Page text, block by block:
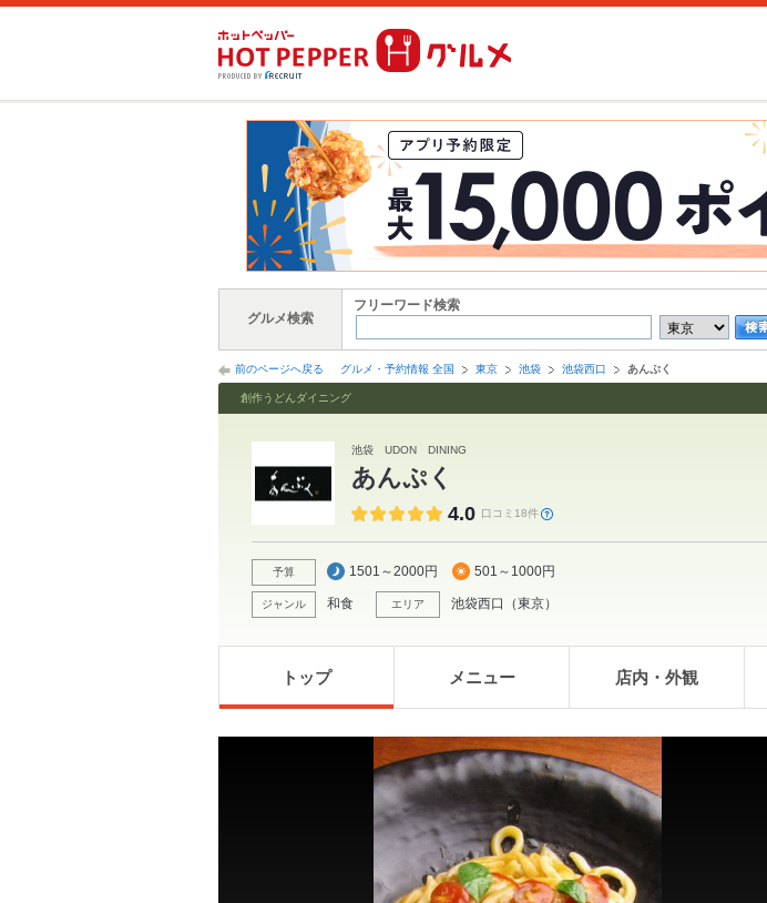
グルメ検索
フリーワード検索
前のページへ戻る グルメ・予約情報 全国 東京 池袋 池袋西口 あんぷく
創作うどんダイニング
池袋 UDON DINING
あんぷく
4.0 口コミ18件
予算 1501～2000円 501～1000円
ジャンル 和食 エリア 池袋西口 （東京）
トップ メニュー 店内・外観